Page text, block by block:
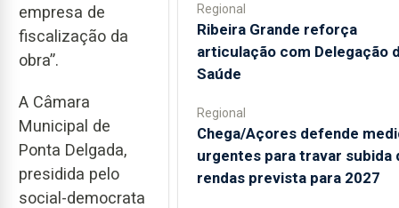
empresa de
fiscalização da
obra”.
A Câmara
Municipal de
Ponta Delgada,
presidida pelo
social-democrata
Regional
Ribeira Grande reforça
articulação com Delegação
Saúde
Regional
Chega/Açores defende
urgentes para travar subida
rendas prevista para 2027